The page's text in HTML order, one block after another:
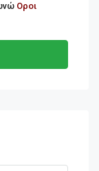
Οροι